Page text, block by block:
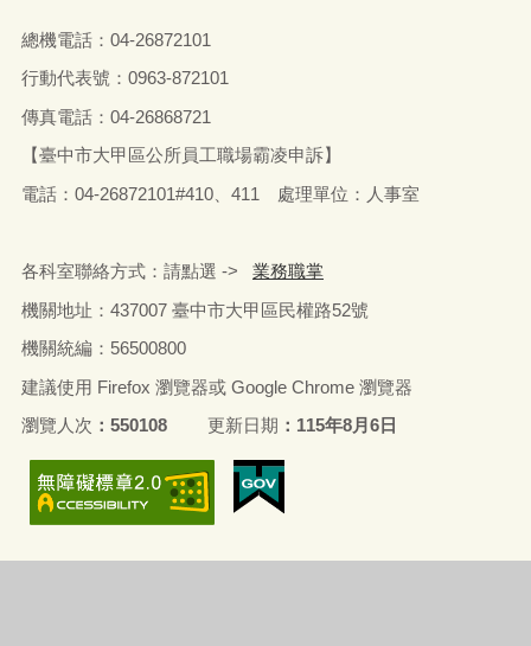
總機電話：04-26872101
行動代表號：0963-872101
傳真電話：04-26868721
【臺中市大甲區公所員工職場霸凌申訴】
電話：04-26872101#410、411 處理單位：人事室
各科室聯絡方式：請點選 ->
業務職掌
機關地址：437007 臺中市大甲區民權路52號
機關統編：56500800
建議使用 Firefox 瀏覽器或 Google Chrome 瀏覽器
瀏覽人次
550108 更新日期 115年8月6日